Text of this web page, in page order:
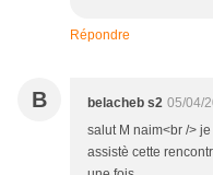
Répondre
B belacheb s2 05/04/
salut M naim<br />
assistè cette